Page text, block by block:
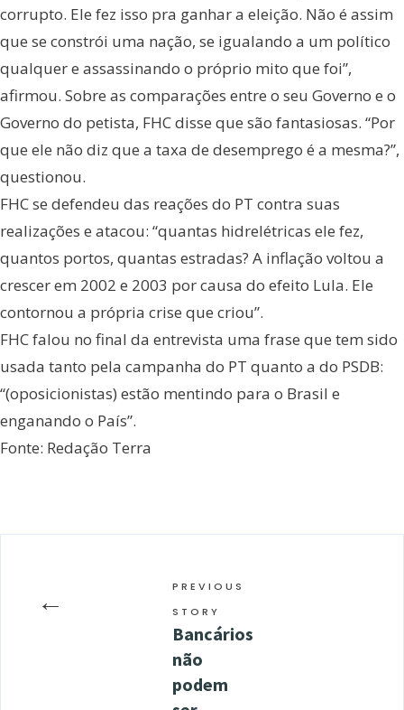
corrupto. Ele fez isso pra ganhar a eleição. Não é assim
que se constrói uma nação, se igualando a um político
qualquer e assassinando o próprio mito que foi”,
afirmou. Sobre as comparações entre o seu Governo e o
Governo do petista, FHC disse que são fantasiosas. “Por
que ele não diz que a taxa de desemprego é a mesma?”,
questionou.
FHC se defendeu das reações do PT contra suas
realizações e atacou: “quantas hidrelétricas ele fez,
quantos portos, quantas estradas? A inflação voltou a
crescer em 2002 e 2003 por causa do efeito Lula. Ele
contornou a própria crise que criou”.
FHC falou no final da entrevista uma frase que tem sido
usada tanto pela campanha do PT quanto a do PSDB:
“(oposicionistas) estão mentindo para o Brasil e
enganando o País”.
Fonte: Redação Terra
←
PREVIOUS
STORY
Bancários
não
podem